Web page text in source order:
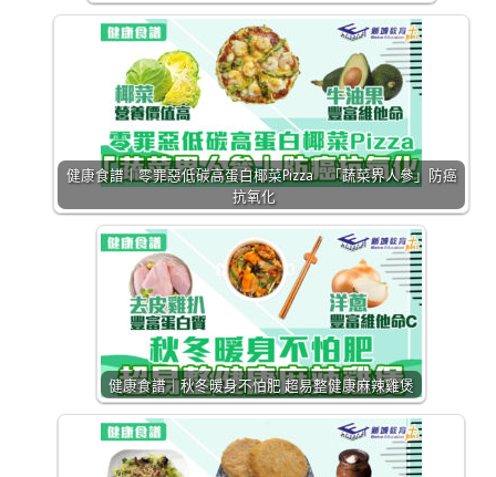
健康食譜｜零罪惡低碳高蛋白椰菜Pizza 「蔬菜界人參」防癌
抗氧化
健康食譜｜秋冬暖身不怕肥 超易整健康麻辣雞煲